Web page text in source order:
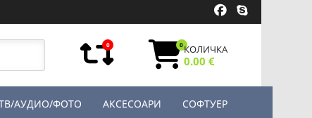
0 0КОЛИЧКА
0.00 €
АУДИО/ФОТО АКСЕСОАРИ СОФТУЕР